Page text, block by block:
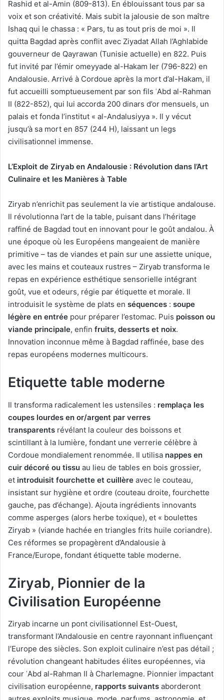
Rashid et al-Amin (809-813). En éblouissant tous par sa
voix et son créativité. Mais subit la jalousie de son maître
Ishaq qui le chassa : « Pars, tu as tout pris de moi ». Il
quitta Bagdad après conflit avec Ziyadat Allah l’Aghlabide
gouverneur de Qayrawan (Tunisie actuelle) en 822. Puis
fut invité par l’émir omeyyade al-Hakam Ier (796-822) en
Andalousie. Arrivé à Cordoue après la mort d’al-Hakam, il
fut accueilli somptueusement par son fils ʿAbd al-Rahman
II (822-852), qui lui accorda 200 dinars d’or mensuels, un
palais et fonda l’institut « al-Andalusiyya ». Il y vécut
jusqu’à sa mort en 857 (244 H), laissant un legs
civilisationnel immense.
L’Exploit de Ziryab en Andalousie : Révolution dans l’Art
Culinaire et les Manières à Table
Ziryab n’enrichit pas seulement la vie artistique andalouse.
Il révolutionna l’art de la table, puisant dans l’héritage
raffiné de Bagdad tout en innovant pour le goût andalou. À
une époque où les Européens mangeaient de manière
primitive – tas de viandes et pain sur une assiette unique,
avec les mains et couteaux rustres – Ziryab transforma le
repas en expérience esthétique sensorielle intégrant
goût, vue et odeurs, régie par étiquette et morale. Il
introduisit le système de plats en séquences : soupe
légère en entrée pour préparer l’estomac. Puis poisson ou
viande principale, enfin fruits, desserts et noix.
Innovation inconnue même à Bagdad raffinée, base des
repas européens modernes multicours.
Etiquette table moderne
Il transforma radicalement les ustensiles : remplaça les
coupes lourdes en or/argent par verres
transparents révélant la couleur des boissons et
scintillant à la lumière, fondant une verrerie célèbre à
Cordoue mondialement renommée. Il utilisa nappes en
cuir décoré ou tissu au lieu de tables en bois grossier,
et introduisit fourchette et cuillère avec le couteau,
insistant sur hygiène et ordre (couteau droite, fourchette
gauche, pas d’échange). Ajouta ingrédients innovants
comme asperges (alors herbe toxique), et « boulettes
Ziryab » (viande hachée en triangles frits huile coriandre).
Ces réformes se propagèrent d’Andalousie à
France/Europe, fondant étiquette table moderne.
Ziryab, Pionnier de la
Civilisation Européenne
Ziryab incarne un pont civilisationnel Est-Ouest,
transformant l’Andalousie en centre rayonnant influençant
l’Europe des siècles. Son exploit culinaire n’est pas détail ;
révolution changeant habitudes élites européennes, via
cour ʿAbd al-Rahman II à Charlemagne. Pionnier impactant
civilisation européenne, rapports suivants aborderont